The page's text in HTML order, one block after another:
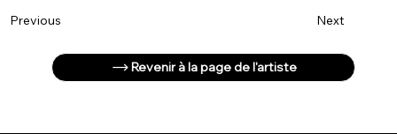
Previous Next
Revenir à la page de l'artiste